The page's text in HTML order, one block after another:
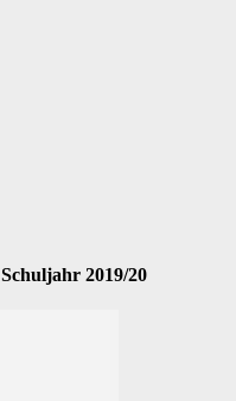
Schuljahr 2019/20